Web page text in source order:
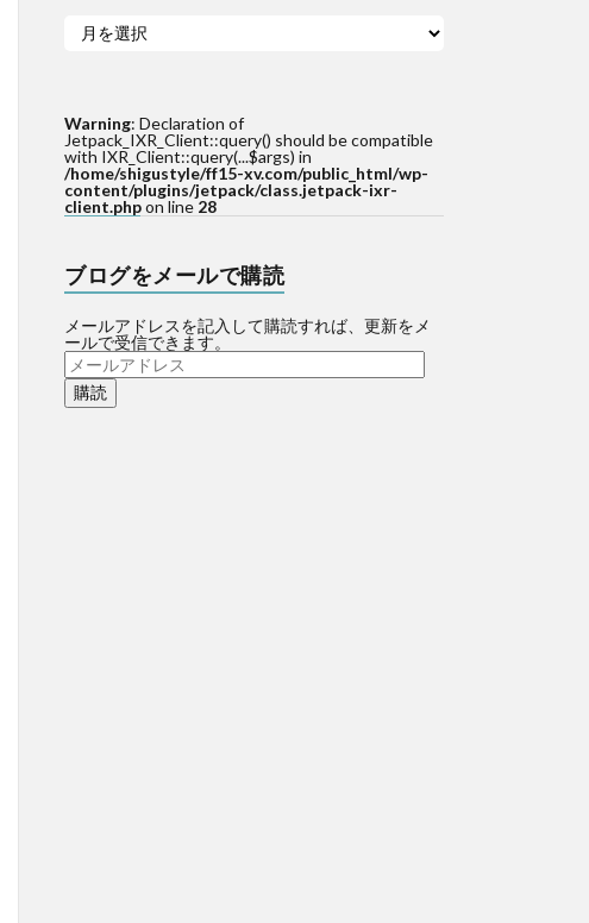
Warning: Declaration of
Jetpack_IXR_Client::query() should be compatible
with IXR_Client::query(...$args) in
/home/shigustyle/ff15-xv.com/public_html/wp-
content/plugins/jetpack/class.jetpack-ixr-
client.phpon line 28
ブログをメールで購読
メールアドレスを記入して購読すれば、更新をメ
ールで受信できます。
メ
ー
ル
ア